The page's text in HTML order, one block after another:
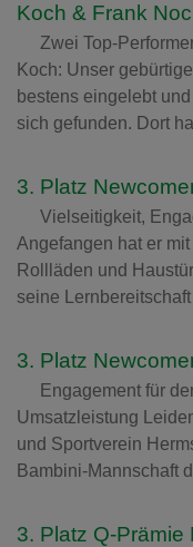
Koch & Frank
Zwei Top-
Koch: Unser
bestens eingelebt
sich gefunden. Dort
3. Platz
Vielseitigkeit,
Angefangen hat er
Rollläden und
seine
3. Platz
Engagement für
Umsatzleistung
und Sportverein
Bambini-Mannschaft
3. Platz Q-Prämie